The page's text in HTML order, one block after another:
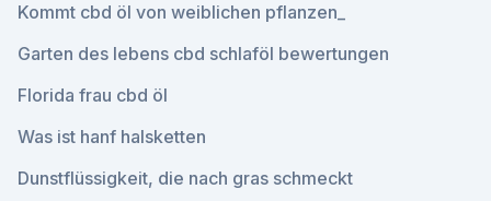
Kommt cbd öl von weiblichen pflanzen_
Garten des lebens cbd schlaföl bewertungen
Florida frau cbd öl
Was ist hanf halsketten
Dunstflüssigkeit, die nach gras schmeckt